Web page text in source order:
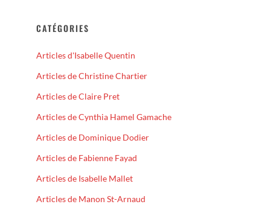
CATÉGORIES
Articles d'Isabelle Quentin
Articles de Christine Chartier
Articles de Claire Pret
Articles de Cynthia Hamel Gamache
Articles de Dominique Dodier
Articles de Fabienne Fayad
Articles de Isabelle Mallet
Articles de Manon St-Arnaud